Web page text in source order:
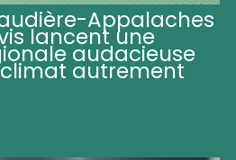
Appalaches
lancent une
audacieuse
autrement